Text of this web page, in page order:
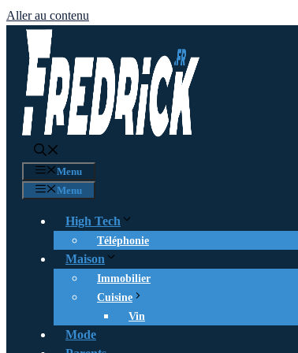
Aller au contenu
Menu
Menu
High Tech
Téléphonie
Maison
Immobilier
Cuisine
Vin
Mode